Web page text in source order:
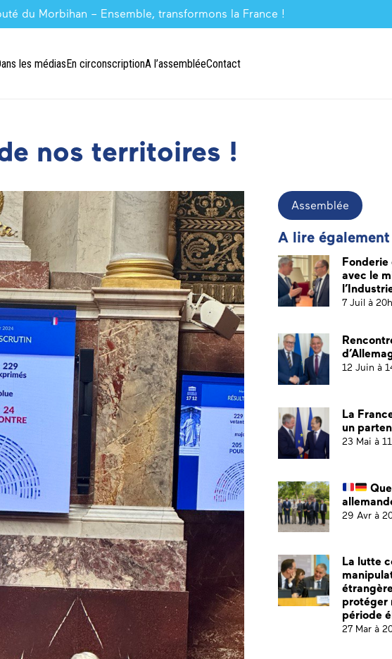
du Morbihan – Ensemble, transformons la France !
les médiasEn circonscriptionA l’assembléeContact
nos territoires !
Assemblée
A lire également
Fonderie
avec le
7 Juil à
12 Juin à
La
un
23 Mai à
29 Avr à
La lutte
protéger
période
27 Mar à